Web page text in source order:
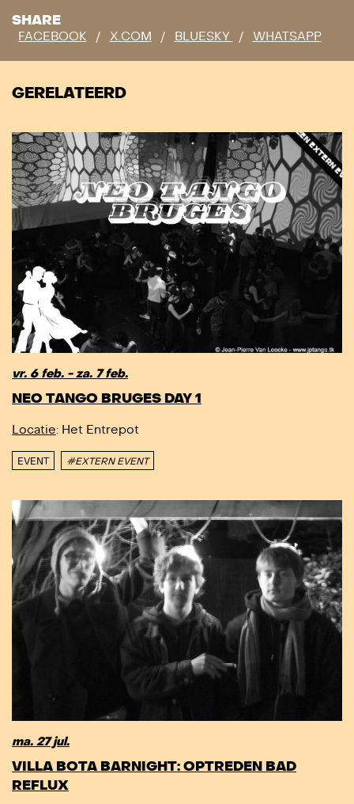
SHARE
FACEBOOK / X.COM / BLUESKY / WHATSAPP
GERELATEERD DIT IS EEN
vr. 6 feb. - za. 7 feb.
NEO TANGO BRUGES DAY 1
Locatie: Het Entrepot
EVENT #EXTERN EVENT
ma. 27 jul.
VILLA BOTA BARNIGHT: OPTREDEN BAD
REFLUX